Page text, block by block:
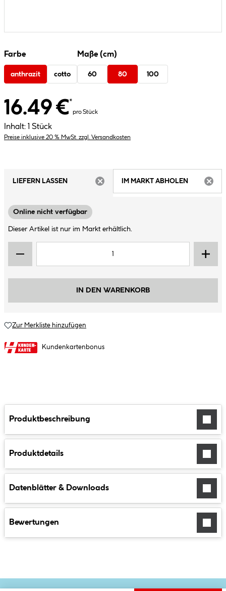
Farbe
anthrazit cotto
Maße (cm)
60 80 100
16.49 €*
pro Stück
Inhalt: 1 Stück
Preise inklusive 20 % MwSt. zzgl. Versandkosten
LIEFERN LASSEN
IM MARKT ABHOLEN
Online nicht verfügbar
Dieser Artikel ist nur im Markt erhältlich.
IN DEN WARENKORB
Zur Merkliste hinzufügen
Kundenkartenbonus
Produktbeschreibung
Produktdetails
Datenblätter & Downloads
Bewertungen